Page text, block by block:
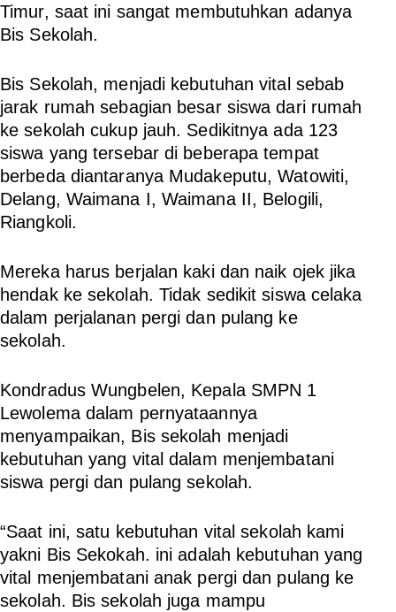
Timur, saat ini sangat membutuhkan adanya
Bis Sekolah.
Bis Sekolah, menjadi kebutuhan vital sebab
jarak rumah sebagian besar siswa dari rumah
ke sekolah cukup jauh. Sedikitnya ada 123
siswa yang tersebar di beberapa tempat
berbeda diantaranya Mudakeputu, Watowiti,
Delang, Waimana I, Waimana II, Belogili,
Riangkoli.
Mereka harus berjalan kaki dan naik ojek jika
hendak ke sekolah. Tidak sedikit siswa celaka
dalam perjalanan pergi dan pulang ke
sekolah.
Kondradus Wungbelen, Kepala SMPN 1
Lewolema dalam pernyataannya
menyampaikan, Bis sekolah menjadi
kebutuhan yang vital dalam menjembatani
siswa pergi dan pulang sekolah.
“Saat ini, satu kebutuhan vital sekolah kami
yakni Bis Sekokah. ini adalah kebutuhan yang
vital menjembatani anak pergi dan pulang ke
sekolah. Bis sekolah juga mampu